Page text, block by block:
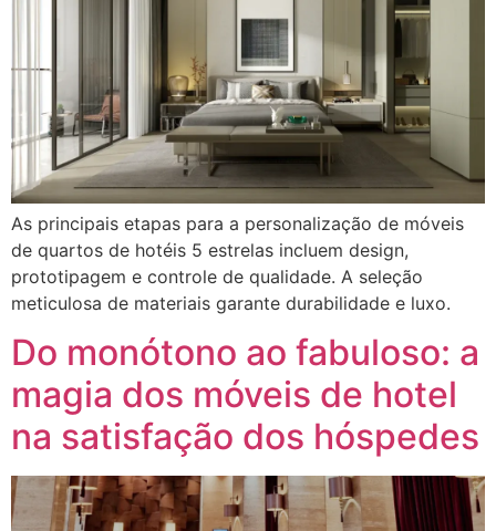
As principais etapas para a personalização de móveis
de quartos de hotéis 5 estrelas incluem design,
prototipagem e controle de qualidade. A seleção
meticulosa de materiais garante durabilidade e luxo.
Do monótono ao fabuloso: a
magia dos móveis de hotel
na satisfação dos hóspedes